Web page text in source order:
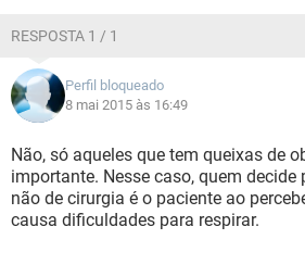
RESPOSTA 1 / 1
Perfil bloqueado
8 mai 2015 às 16:49
Não, só aqueles que tem queixas de
importante. Nesse caso, quem decide
não de cirurgia é o paciente ao
causa dificuldades para respirar.